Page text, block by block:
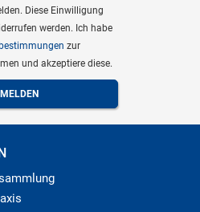
Diese Einwilligung
werden. Ich habe
zur
und akzeptiere diese.